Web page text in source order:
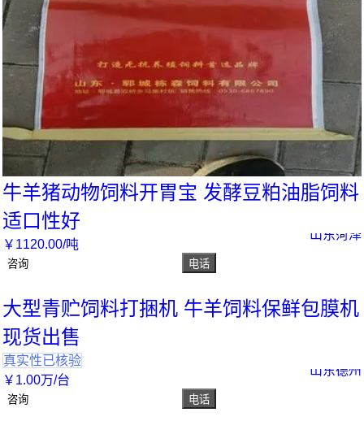
牛羊猪动物饲料开胃宝 发酵豆粕油脂饲料
适口性好
￥ 1120.00/吨
山东菏泽
咨询 电话
大型青贮饲料打捆机 牛羊饲料保鲜包膜机
现货出售
真实性已核验
￥ 1.00万/台
山东德州
咨询 电话